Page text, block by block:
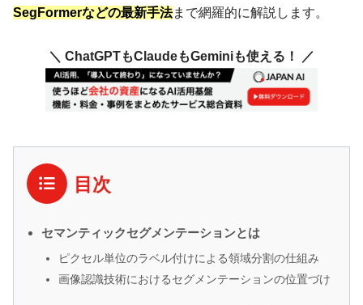
SegFormerなどの最新手法まで網羅的に解説します。
＼ ChatGPTもClaudeもGeminiも使える！ ／
目次
セマンティックセグメンテーションとは
ピクセル単位のラベル付けによる領域分割の仕組み
画像認識技術におけるセグメンテーションの位置づけ